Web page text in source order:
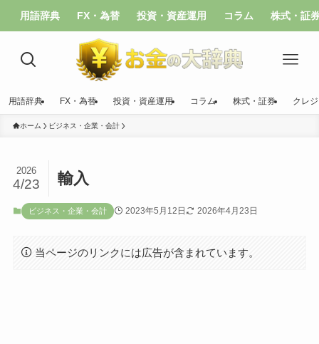
用語辞典 FX・為替 投資・資産運用 コラム 株式・証
用語辞典 FX・為替 投資・資産運用 コラム 株式・証券 クレ
ホーム ビジネス・企業・会計
輸入
2026
4/23
ビジネス・企業・会計 2023年5月12日 2026年4月23日
当ページのリンクには広告が含まれています。